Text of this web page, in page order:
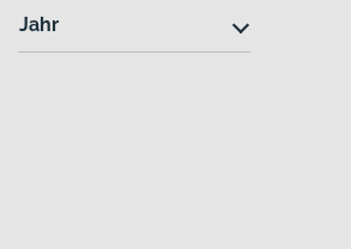
Jahr